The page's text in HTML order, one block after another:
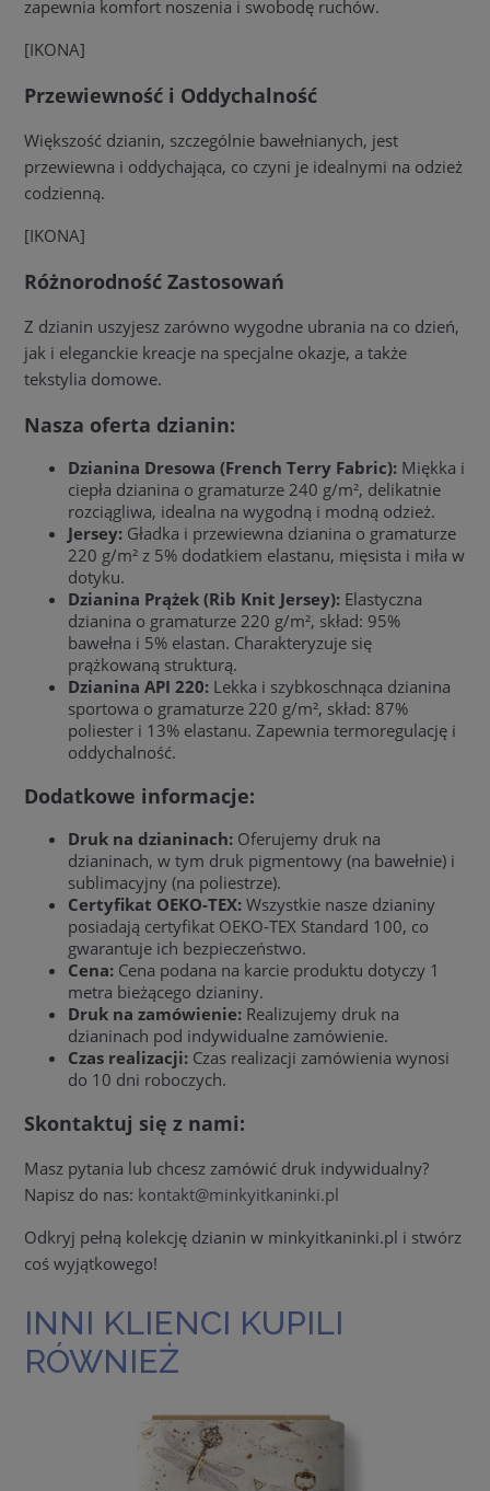
zapewnia komfort noszenia i swobodę ruchów.
[IKONA]
Przewiewność i Oddychalność
Większość dzianin, szczególnie bawełnianych, jest
przewiewna i oddychająca, co czyni je idealnymi na odzież
codzienną.
[IKONA]
Różnorodność Zastosowań
Z dzianin uszyjesz zarówno wygodne ubrania na co dzień,
jak i eleganckie kreacje na specjalne okazje, a także
tekstylia domowe.
Nasza oferta dzianin:
Dzianina Dresowa (French Terry Fabric): Miękka i
ciepła dzianina o gramaturze 240 g/m², delikatnie
rozciągliwa, idealna na wygodną i modną odzież.
Jersey: Gładka i przewiewna dzianina o gramaturze
220 g/m² z 5% dodatkiem elastanu, mięsista i miła w
dotyku.
Dzianina Prążek (Rib Knit Jersey): Elastyczna
dzianina o gramaturze 220 g/m², skład: 95%
bawełna i 5% elastan. Charakteryzuje się
prążkowaną strukturą.
Dzianina API 220: Lekka i szybkoschnąca dzianina
sportowa o gramaturze 220 g/m², skład: 87%
poliester i 13% elastanu. Zapewnia termoregulację i
oddychalność.
Dodatkowe informacje:
Druk na dzianinach: Oferujemy druk na
dzianinach, w tym druk pigmentowy (na bawełnie) i
sublimacyjny (na poliestrze).
Certyfikat OEKO-TEX: Wszystkie nasze dzianiny
posiadają certyfikat OEKO-TEX Standard 100, co
gwarantuje ich bezpieczeństwo.
Cena: Cena podana na karcie produktu dotyczy 1
metra bieżącego dzianiny.
Druk na zamówienie: Realizujemy druk na
dzianinach pod indywidualne zamówienie.
Czas realizacji: Czas realizacji zamówienia wynosi
do 10 dni roboczych.
Skontaktuj się z nami:
Masz pytania lub chcesz zamówić druk indywidualny?
Napisz do nas: kontakt@minkyitkaninki.pl
Odkryj pełną kolekcję dzianin w minkyitkaninki.pl i stwórz
coś wyjątkowego!
INNI KLIENCI KUPILI
RÓWNIEŻ